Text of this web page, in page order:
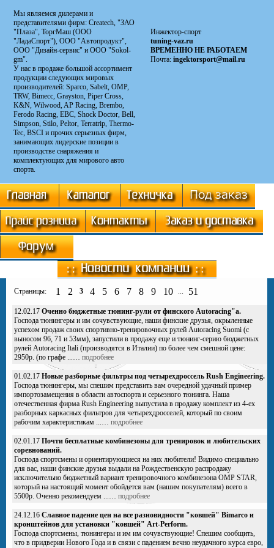
Мы являемся дилерами и
представителями фирм: Сreatech, "ЗАО
"Плаза", ТоргМаш (ООО
"ЛадаСпорт"), ООО "Автопродукт",
ООО "Дизайн-сервис" и ООО "Sokol-
gm".
У нас в продаже большой ассортимент
продукции следующих мировых
производителей: Sparco, Sabelt, OMP,
TRW, Bimecc, Grayston, Piper Cross,
K&N, Wilwood, AP Racing, Brembo,
Ferodo Racing, EBC, Shock Doctor, Bell,
Simpson, Stilo, Peltor, Terratrip, Thermo-
Tec, BSCI и прочих серьезных фирм,
занимающих лидерские позиции в
производстве снаряжения и
комплектующих для мирового авто
спорта.
Инжектор-спорт
tuning-vaz.ru
ВРЕМЕННО НЕ РАБОТАЕМ
Почта:ingektorsport@mail.ru
Страницы: 1 2 3 4 5 6 7 8 9 10 ... 51
12.02.17 Оченно бюджетные тюнинг-рули от финского Autoracing"а.
Господа тюнингеры и им сочувствующие, наши финские друзья, окрыленные
успехом продаж своих спортивно-тренировочных рулей Autoracing Suomi (с
выносом 96, 71 и 53мм), запустили в продажу еще и тюнинг-серию бюджетных
рулей Autoracing Itali (производятся в Италии) по более чем смешной цене:
2950р. (по графе ...… подробнее
01.02.17 Новые разборные фильтры под четырехдроссель Rush Engineering.
Господа тюнингеры, мы спешим представить вам очередной удачный пример
импортозамещения в области автоспорта и серьезного тюнинга. Наша
отечественная фирма Rush Engineering выпустила в продажу комплект из 4-ех
разборных каркасных фильтров для четырехдросселей, который по своим
рабочим характеристикам ...… подробнее
02.01.17 Почти бесплатные комбинезоны для тренировок и любительских
соревнований.
Господа спортсмены и ориентирующиеся на них любители! Видимо специально
для вас, наши финские друзья выдали на Рождественскую распродажу
исключительно бюджетный вариант тренировочного комбинезона OMP STAR,
который на настоящий момент обойдется вам (нашим покупателям) всего в
5500р. Оченно рекомендуем ...… подробнее
24.12.16 Славное падение цен на все разновидности "ковшей" Bimarco и
кронштейнов для установки "ковшей" Art-Perform.
Господа спортсмены, тюнингеры и им им сочувствующие! Спешим сообщить,
что в придверии Нового Года и в связи с падением вечно неудачного курса евро,